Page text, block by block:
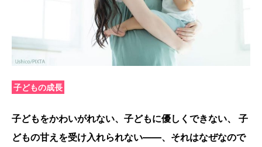
子どもの成長
子どもをかわいがれない、子どもに優しくできない、 子
どもの甘えを受け入れられない――、それはなぜなので